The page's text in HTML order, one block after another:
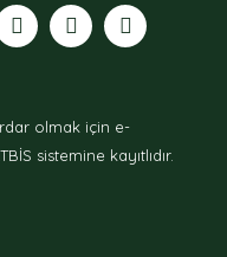
ederiz.
olmak için e-
sistemine kayıtlıdır.